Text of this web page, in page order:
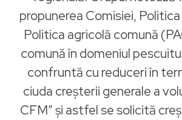
propunerea Comisiei,
Politica agricolă comună
comună în domeniul
confruntă cu reduceri în
ciuda creșterii generale a
CFM” și astfel se solicită